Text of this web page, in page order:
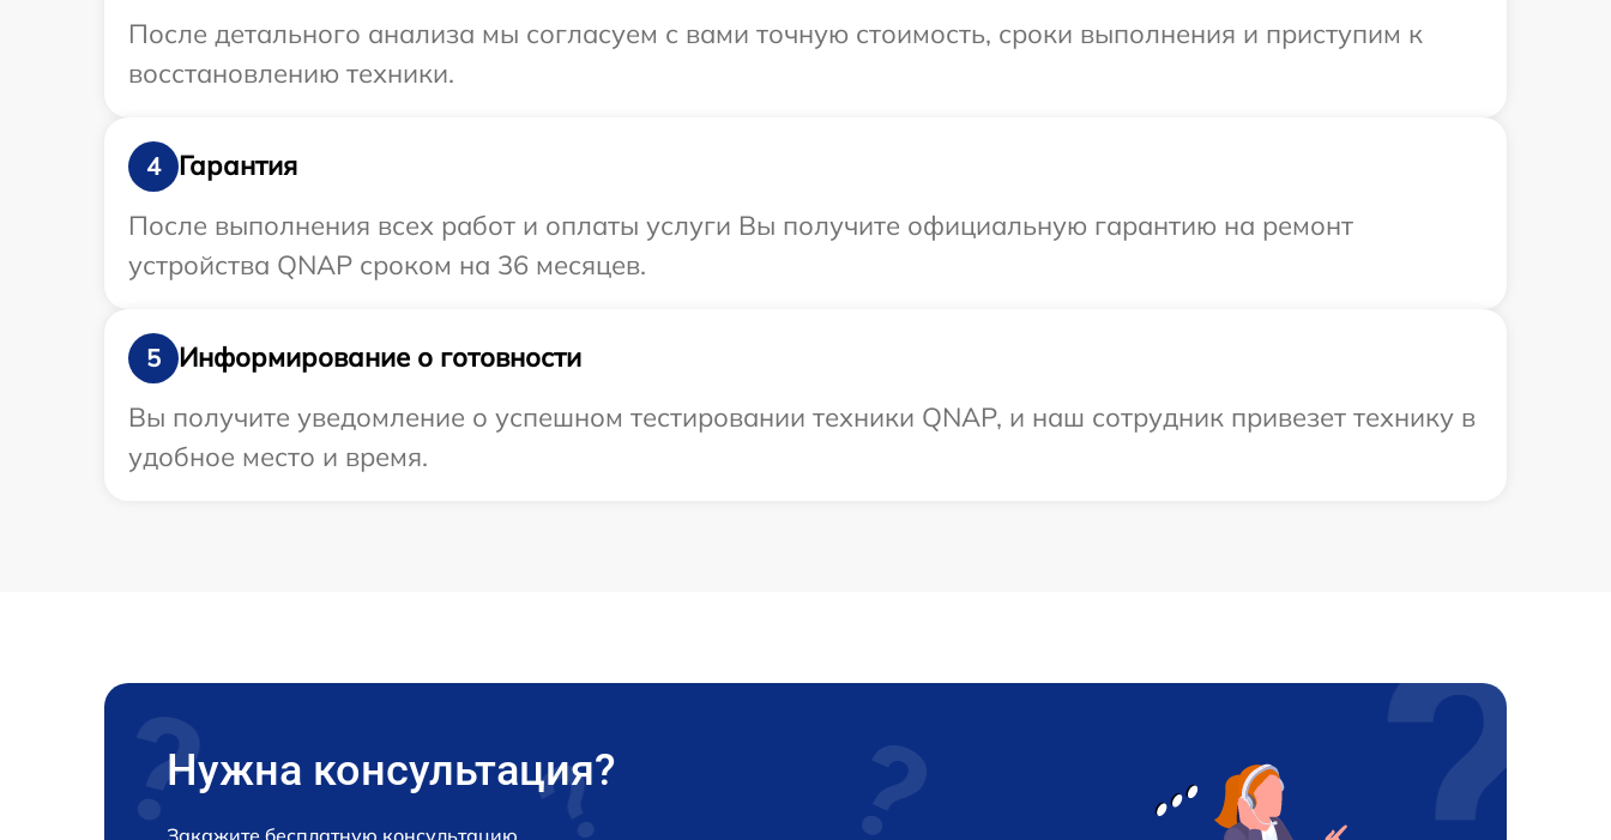
После детального анализа мы согласуем с вами точную стоимость, сроки выполнения и приступим к
восстановлению техники.
4
Гарантия
После выполнения всех работ и оплаты услуги Вы получите официальную гарантию на ремонт
устройства QNAP сроком на 36 месяцев.
5
Информирование о готовности
Вы получите уведомление о успешном тестировании техники QNAP, и наш сотрудник привезет технику в
удобное место и время.
Нужна консультация?
Закажите бесплатную консультацию